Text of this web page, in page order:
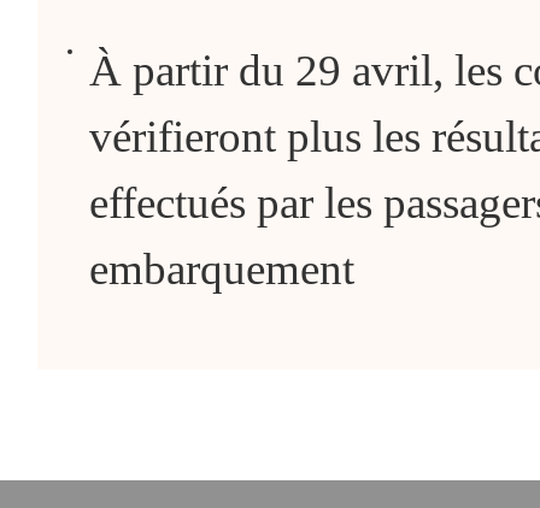
À partir du 29 avril, les
vérifieront plus les
effectués par les
embarquement